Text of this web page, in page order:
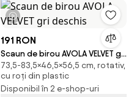
Tetiera 4D, mecanism
multifunctional
Mesh, Gri
1 videoclip
191 RON
Scaun de birou AVOLA VELVET gri
deschis
73,5-83,5×46,5×56,5 cm, rotativ,
cu roți din plastic
Disponibil în 2 e-shop-uri